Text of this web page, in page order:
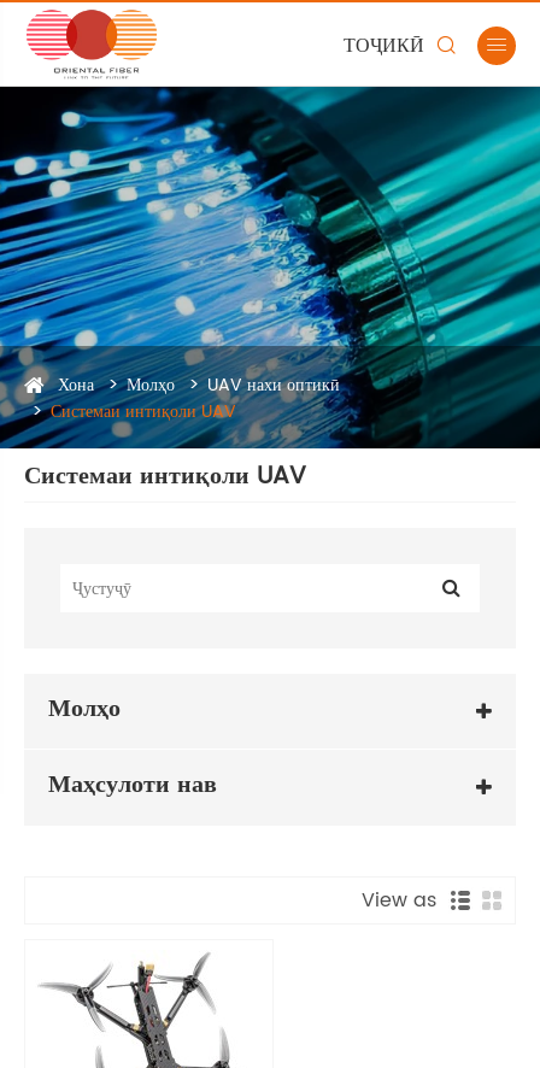
ТОҶИКӢ  
Хона Молҳо
UAV нахи оптикӣ
Системаи интиқоли UAV
Системаи интиқоли UAV
Молҳо
Маҳсулоти нав
View as